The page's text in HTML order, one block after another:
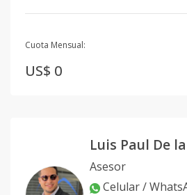
Cuota Mensual:
US$ 0
Luis Paul De
Asesor
Celular /